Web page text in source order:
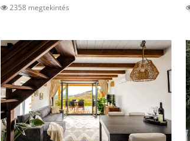
2358 megtekintés